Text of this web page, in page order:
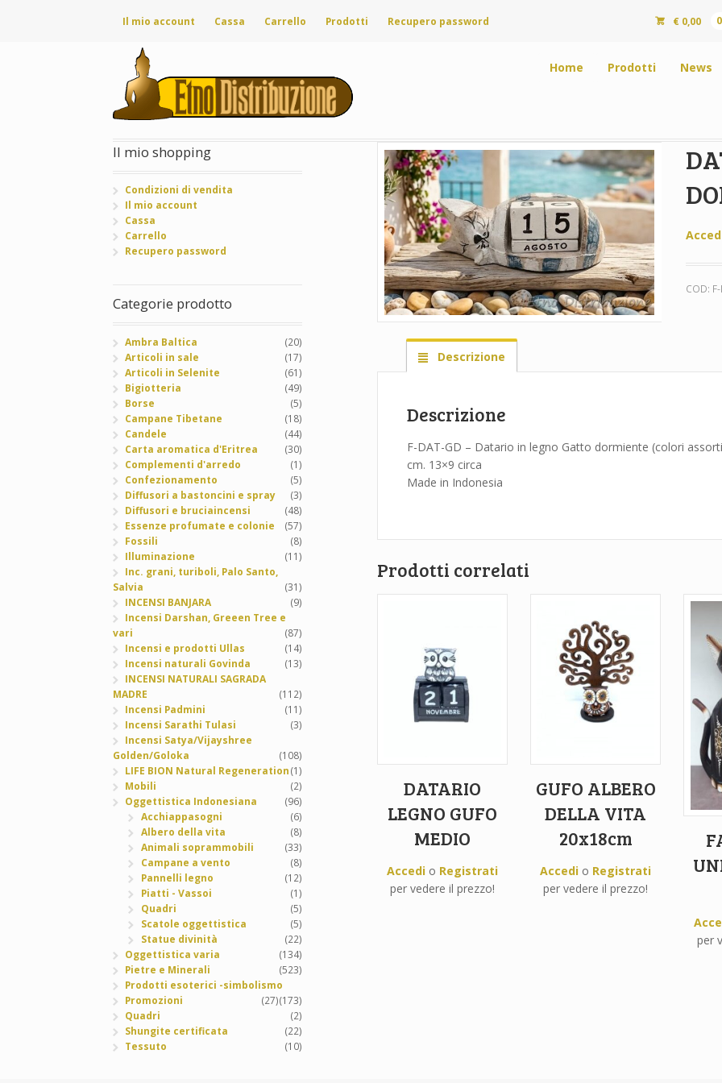
Il mio account Cassa Carrello Prodotti Recupero password € 0,00
Home Prodotti News
COD:
Descrizione
Descrizione
F-DAT-GD – Datario in legno Gatto dormiente (colori
cm. 13×9 circa
Made in Indonesia
Prodotti correlati
DATARIO
LEGNO GUFO
MEDIO
Accedio Registrati
per vedere il prezzo!
GUFO ALBERO
DELLA VITA
20x18cm
Accedi o Registrati
per vedere il prezzo!
per
Il mio shopping
Condizioni di vendita
Il mio account
Cassa
Carrello
Recupero password
Categorie prodotto
Ambra Baltica
(20)
Articoli in sale
(17)
Articoli in Selenite
(61)
Bigiotteria
(49)
Borse
(5)
Campane Tibetane
(18)
Candele
(44)
Carta aromatica d'Eritrea
(30)
Complementi d'arredo
(1)
Confezionamento
(5)
Diffusori a bastoncini e spray
(3)
Diffusori e bruciaincensi
(48)
Essenze profumate e colonie
(57)
Fossili
(8)
Illuminazione
(11)
Inc. grani, turiboli, Palo Santo,
Salvia
(31)
INCENSI BANJARA
(9)
Incensi Darshan, Greeen Tree e
vari
(87)
Incensi e prodotti Ullas
(14)
Incensi naturali Govinda
(13)
INCENSI NATURALI SAGRADA
MADRE
(112)
Incensi Padmini
(11)
Incensi Sarathi Tulasi
(3)
Incensi Satya/Vijayshree
Golden/Goloka
(108)
LIFE BION Natural Regeneration(1)
Mobili
(2)
Oggettistica Indonesiana
(96)
Acchiappasogni
(6)
Albero della vita
(8)
Animali soprammobili
(33)
Campane a vento
(8)
Pannelli legno
(12)
Piatti - Vassoi
(1)
Quadri
(5)
Scatole oggettistica
(5)
Statue divinità
(22)
Oggettistica varia
(134)
Pietre e Minerali
(523)
Prodotti esoterici -simbolismo
(173)
Promozioni
(27)
Quadri
(2)
Shungite certificata
(22)
Tessuto
(10)